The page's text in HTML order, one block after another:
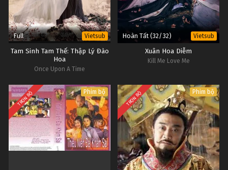
Full Vietsub
Tam Sinh Tam Thế: Thập Lý Đào
Hoa
Once Upon A Time
Hoàn Tất (32/32) Vietsub
Xuân Hoa Diễm
Kill Me Love Me
TRỌN BỘ Phim bộ TRỌN BỘ Phim bộ